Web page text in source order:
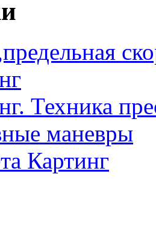
Техника
маневры
Картинг